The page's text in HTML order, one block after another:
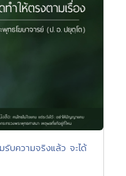
บความจริงแล้ว จะได้